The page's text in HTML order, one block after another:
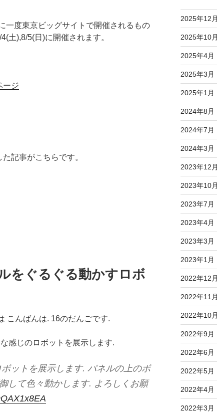
一度東京ビッグサイトで開催されるもの
土),8/5(日)に開催されます。
ージ
記事がこちらです。
をぐるぐる動かすロボ
こんばんは. 16のだんごです.
感じのロボットを展示します.
ットを展示します. パネルの上のボ
して色々動かします. よろしくお願
2025年12月
2025年10月
2025年4月
2025年3月
2025年1月
2024年8月
2024年7月
2024年3月
2023年12月
2023年10月
2023年7月
2023年4月
2023年3月
2023年1月
2022年12月
2022年11月
2022年10月
2022年9月
2022年6月
2022年5月
2022年4月
2022年3月